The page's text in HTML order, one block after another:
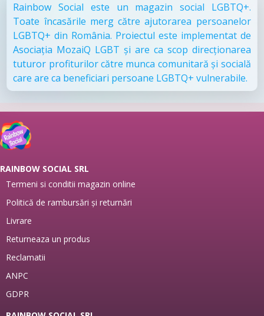
Rainbow Social este un magazin social LGBTQ+.
Toate încasările merg către ajutorarea persoanelor
LGBTQ+ din România. Proiectul este implementat de
Asociația MozaiQ LGBT și are ca scop direcționarea
tuturor profiturilor către munca comunitară și socială
care are ca beneficiari persoane LGBTQ+ vulnerabile.
RAINBOW SOCIAL SRL
Termeni si conditii magazin online
Politică de rambursări și returnări
Livrare
Returneaza un produs
Reclamatii
ANPC
GDPR